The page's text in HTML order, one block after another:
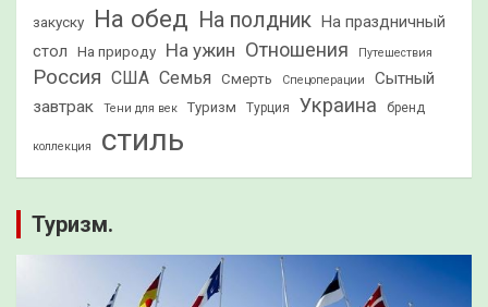
закуску На обед На полдник На праздничный
стол
На природу На ужин Отношения Путешествия
Россия США Семья Смерть Спецоперации
Сытный
завтрак
Тени для век Туризм Турция Украина бренд
коллекция стиль
Туризм.